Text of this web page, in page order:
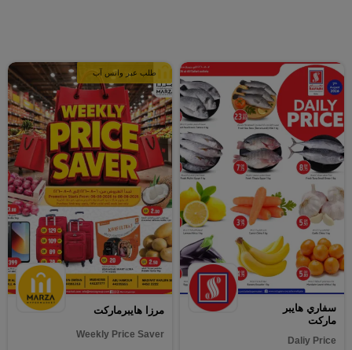
سفاري هايبر
ماركت
Daliy Price
طلب عبر واتس آب
مرزا هايبرماركت
Weekly Price Saver